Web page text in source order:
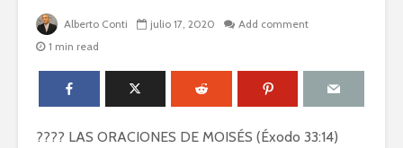
Alberto Conti julio 17, 2020
Add comment
1 min read
???? LAS ORACIONES DE MOISÉS (Éxodo 33:14)